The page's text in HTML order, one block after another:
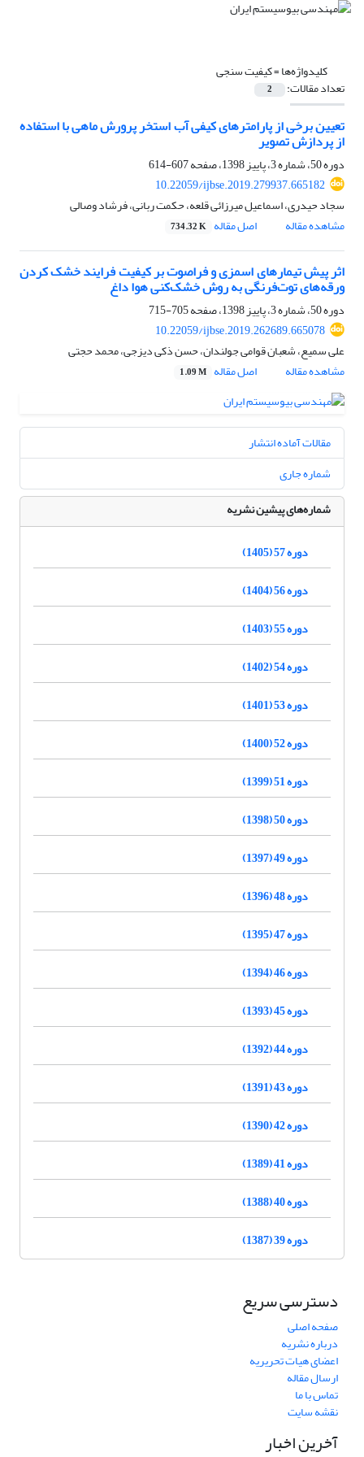
کلیدواژه‌ها =کیفیت سنجی
تعداد مقالات: 2
تعیین برخی از پارامترهای کیفی آب استخر پرورش ماهی با استفاده
از پردازش تصویر
دوره 50، شماره 3، پاییز 1398، صفحه
607-614
10.22059/ijbse.2019.279937.665182
سجاد حیدری، اسماعیل میرزائی قلعه، حکمت ربانی، فرشاد وصالی
مشاهده مقاله
اصل مقاله 734.32 K
اثر پیش تیمارهای اسمزی و فراصوت بر کیفیت فرایند خشک کردن
ورقه‌های توت‌فرنگی به روش خشک‌کنی هوا داغ
دوره 50، شماره 3، پاییز 1398، صفحه
705-715
10.22059/ijbse.2019.262689.665078
علی سمیع، شعبان قوامی جولندان، حسن ذکی دیزجی، محمد حجتی
مشاهده مقاله
اصل مقاله 1.09 M
مقالات آماده انتشار
شماره جاری
شماره‌های پیشین نشریه
دوره 57 (1405)
دوره 56 (1404)
دوره 55 (1403)
دوره 54 (1402)
دوره 53 (1401)
دوره 52 (1400)
دوره 51 (1399)
دوره 50 (1398)
دوره 49 (1397)
دوره 48 (1396)
دوره 47 (1395)
دوره 46 (1394)
دوره 45 (1393)
دوره 44 (1392)
دوره 43 (1391)
دوره 42 (1390)
دوره 41 (1389)
دوره 40 (1388)
دوره 39 (1387)
دسترسی سریع
صفحه اصلی
درباره نشریه
اعضای هیات تحریریه
ارسال مقاله
تماس با ما
نقشه سایت
آخرین اخبار